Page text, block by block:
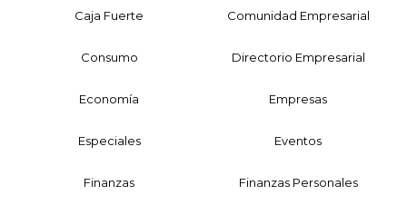
Caja Fuerte Comunidad Empresarial
Consumo Directorio Empresarial
Economía Empresas
Especiales Eventos
Finanzas Finanzas Personales